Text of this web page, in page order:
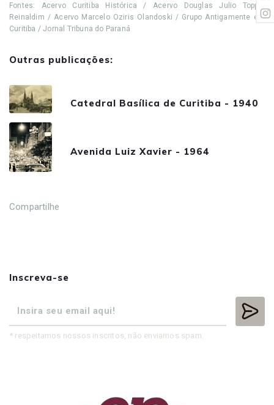
Fontes: Acervo Curitiba Histórica / Acervo Douglas Julio Toppel
Reinaldim / Acervo Marcelo Oziris Olandoski / Grupo Antigamente em
Curitiba / Jornal Tribuna do Paraná
Outras publicações:
Catedral Basílica de Curitiba - 1940
Avenida Luiz Xavier - 1964
Compartilhe
Inscreva-se
* respeitamos nossos inscritos, não enviamos spam.